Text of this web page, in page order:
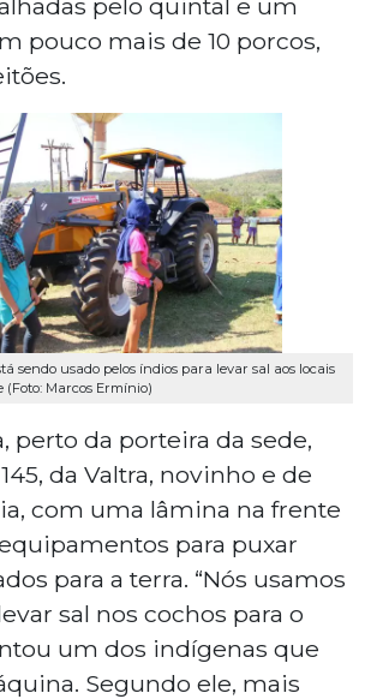
pelo quintal e um
pouco mais de 10 porcos,
sendo usado pelos índios para levar sal aos locais
(Foto: Marcos Ermínio)
perto da porteira da sede,
da Valtra, novinho e de
com uma lâmina na frente
para puxar
para a terra. “Nós usamos
sal nos cochos para o
um dos indígenas que
Segundo ele, mais